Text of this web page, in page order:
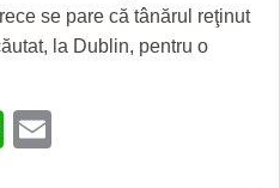
se pare că tânărul reţinut
la Dublin, pentru o
WhatsApp